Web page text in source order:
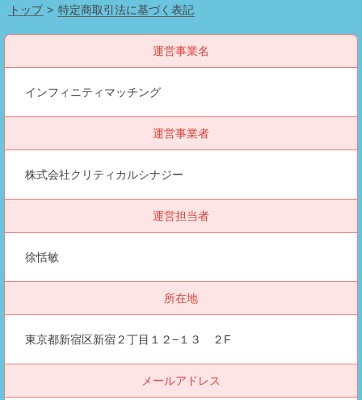
トップ 特定商取引法に基づく表記
運営事業名
インフィニティマッチング
運営事業者
株式会社クリティカルシナジー
運営担当者
徐恬敏
所在地
東京都新宿区新宿２丁目１２−１３ ２F
メールアドレス